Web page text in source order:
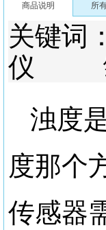
商品说明 所
关键
仪 氯
浊度
度那个
传感器